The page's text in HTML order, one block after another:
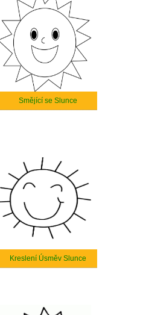
Smějící se Slunce
Kreslení Úsměv Slunce